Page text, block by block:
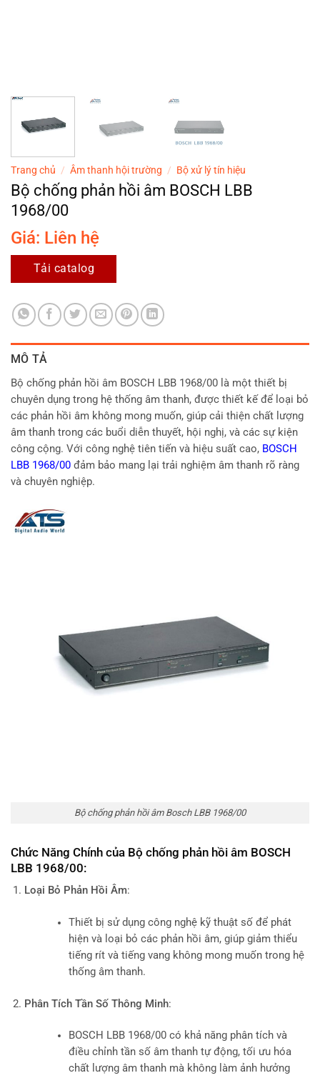
Trang chủ / Âm thanh hội trường / Bộ xử lý tín hiệu
Bộ chống phản hồi âm BOSCH LBB
1968/00
Giá: Liên hệ
Tải catalog
MÔ TẢ
Bộ chống phản hồi âm BOSCH LBB 1968/00 là một thiết bị
chuyên dụng trong hệ thống âm thanh, được thiết kế để loại bỏ
các phản hồi âm không mong muốn, giúp cải thiện chất lượng
âm thanh trong các buổi diễn thuyết, hội nghị, và các sự kiện
công cộng. Với công nghệ tiên tiến và hiệu suất cao, BOSCH
LBB 1968/00 đảm bảo mang lại trải nghiệm âm thanh rõ ràng
và chuyên nghiệp.
Bộ chống phản hồi âm Bosch LBB 1968/00
Chức Năng Chính của Bộ chống phản hồi âm BOSCH
LBB 1968/00:
Loại Bỏ Phản Hồi Âm:
Thiết bị sử dụng công nghệ kỹ thuật số để phát
hiện và loại bỏ các phản hồi âm, giúp giảm thiểu
tiếng rít và tiếng vang không mong muốn trong hệ
thống âm thanh.
Phân Tích Tần Số Thông Minh:
BOSCH LBB 1968/00 có khả năng phân tích và
điều chỉnh tần số âm thanh tự động, tối ưu hóa
chất lượng âm thanh mà không làm ảnh hưởng